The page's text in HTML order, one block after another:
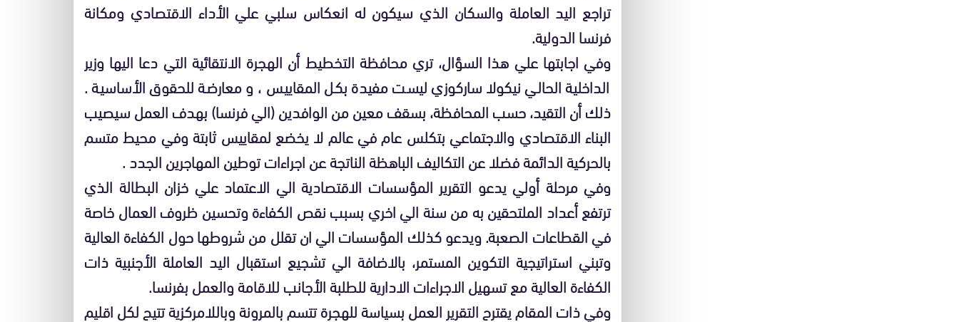
تراجع اليد العاملة والسكان الذي سيكون له انعكاس سلبي علي الأداء الاقتصادي ومكانة
فرنسا الدولية.
وفي اجابتها علي هذا السؤال، تري محافظة التخطيط أن الهجرة الانتقائية التي دعا اليها وزير
الداخلية الحالي نيكولا ساركوزي ليست مفيدة بكل المقاييس ، و معارضة للحقوق الأساسية .
ذلك أن التقيد، حسب المحافظة، بسقف معين من الوافدين (الي فرنسا) بهدف العمل سيصيب
البناء الاقتصادي والاجتماعي بتكلس عام في عالم لا يخضع لمقاييس ثابتة وفي محيط متسم
بالحركية الدائمة فضلا عن التكاليف الباهظة الناتجة عن اجراءات توطين المهاجرين الجدد .
وفي مرحلة أولي يدعو التقرير المؤسسات الاقتصادية الي الاعتماد علي خزان البطالة الذي
ترتفع أعداد الملتحقين به من سنة الي اخري بسبب نقص الكفاءة وتحسين ظروف العمال خاصة
في القطاعات الصعبة. ويدعو كذلك المؤسسات الي ان تقلل من شروطها حول الكفاءة العالية
وتبني استراتيجية التكوين المستمر، بالاضافة الي تشجيع استقبال اليد العاملة الأجنبية ذات
الكفاءة العالية مع تسهيل الاجراءات الادارية للطلبة الأجانب للاقامة والعمل بفرنسا.
وفي ذات المقام يقترح التقرير العمل بسياسة للهجرة تتسم بالمرونة وباللامركزية تتيح لكل اقليم